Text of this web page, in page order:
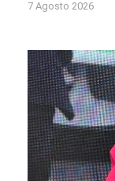
7 Agosto 2026